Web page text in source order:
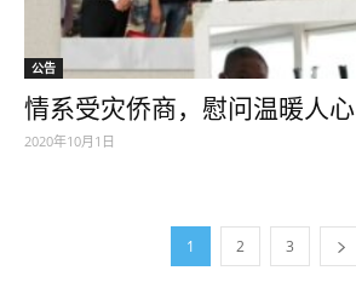
公告
情系受灾侨商，慰问温暖人心
2020年10月1日
1 2 3